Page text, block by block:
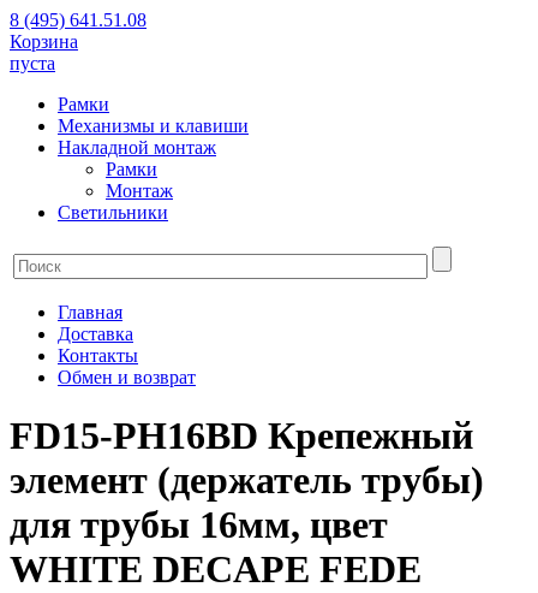
8 (495) 641.51.08
Корзина
пуста
Рамки
Механизмы и клавиши
Накладной монтаж
Рамки
Монтаж
Светильники
Главная
Доставка
Контакты
Обмен и возврат
FD15-PH16BD Крепежный
элемент (держатель трубы)
для трубы 16мм, цвет
WHITE DECAPE FEDE